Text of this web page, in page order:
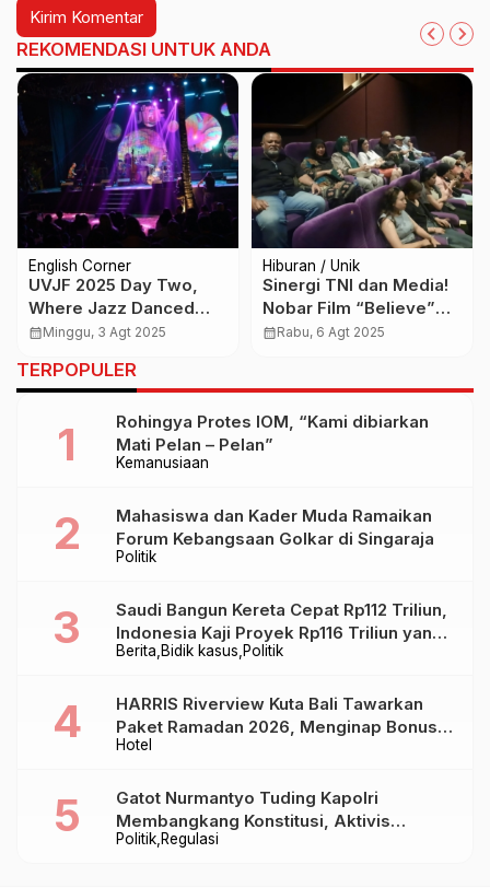
REKOMENDASI UNTUK ANDA
English Corner
UVJF 2025 Day Two,
Where Jazz Danced
with Nature and Culture
calendar_monthMinggu, 3 Agt 2025
Hiburan / Unik
Sinergi TNI dan Media!
Nobar Film “Believe”
Perkuat Kebersamaan
calendar_monthRabu, 6 Agt 2025
TERPOPULER
Kemanusiaan
Rohingya Protes IOM, “Kami dibiarkan
Mati Pelan – Pelan”
Politik
Mahasiswa dan Kader Muda Ramaikan
Forum Kebangsaan Golkar di Singaraja
Berita Bidik kasus Politik
Saudi Bangun Kereta Cepat Rp112 Triliun,
Indonesia Kaji Proyek Rp116 Triliun yang
Baru Sampai Bandung
Hotel
HARRIS Riverview Kuta Bali Tawarkan
Paket Ramadan 2026, Menginap Bonus
Takjil hingga Bukber Mulai Rp88.888
Politik Regulasi
Gatot Nurmantyo Tuding Kapolri
Membangkang Konstitusi, Aktivis
Tegaskan Polri Tak Punya Sejarah